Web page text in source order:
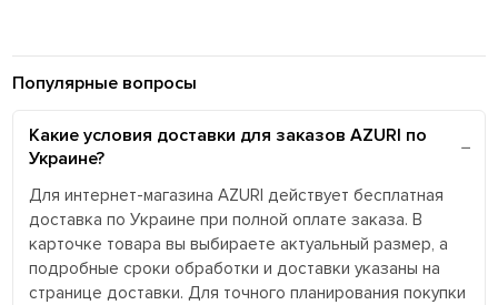
Популярные вопросы
Какие условия доставки для заказов AZURI по
Украине?
Для интернет-магазина AZURI действует бесплатная
доставка по Украине при полной оплате заказа. В
карточке товара вы выбираете актуальный размер, а
подробные сроки обработки и доставки указаны на
странице доставки. Для точного планирования покупки